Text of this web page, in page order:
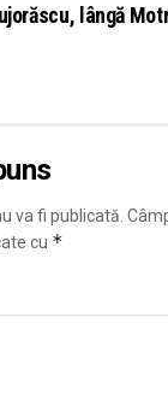
lângă
va fi publicată.
cu *